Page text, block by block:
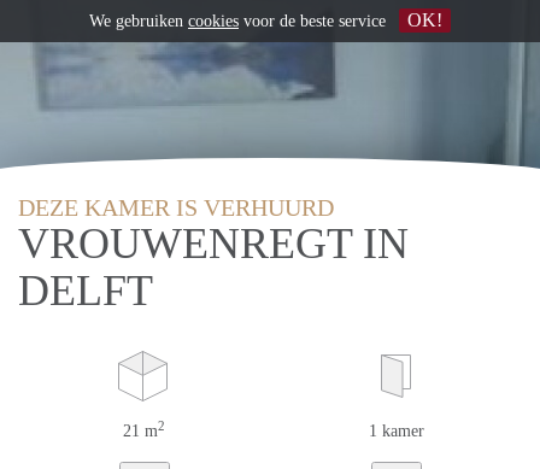
DEZE KAMER IS VERHUURD
VROUWENREGT IN
DELFT
21 m2 1 kamer
We gebruiken cookies voor de beste service OK!